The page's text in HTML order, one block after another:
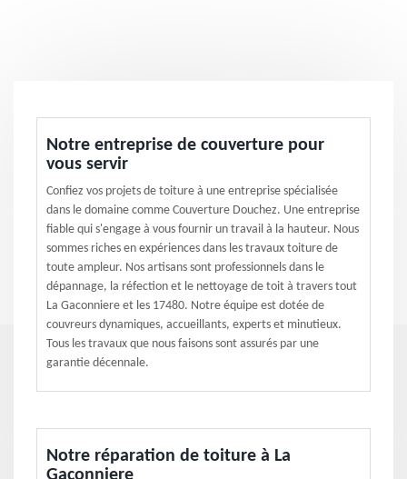
Notre entreprise de couverture pour
vous servir
Confiez vos projets de toiture à une entreprise spécialisée
dans le domaine comme Couverture Douchez. Une entreprise
fiable qui s'engage à vous fournir un travail à la hauteur. Nous
sommes riches en expériences dans les travaux toiture de
toute ampleur. Nos artisans sont professionnels dans le
dépannage, la réfection et le nettoyage de toit à travers tout
La Gaconniere et les 17480. Notre équipe est dotée de
couvreurs dynamiques, accueillants, experts et minutieux.
Tous les travaux que nous faisons sont assurés par une
garantie décennale.
Notre réparation de toiture à La
Gaconniere